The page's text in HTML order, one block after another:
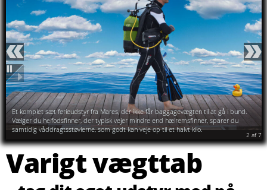
Artikler
DYK Guiden
Shop
Om DYK
Søg
Aqualungs Pack’n’Dive-serie er udviklet med det mål, at man kan have et komplet
sæt tropisk dykkerudstyr i sin håndbagage. Perfekt til en sviptur, hvor man vil være
sikker på ikke at miste bagagen undervejs.
Forrige
Pause
Næste
2 af7
Varigt vægttab